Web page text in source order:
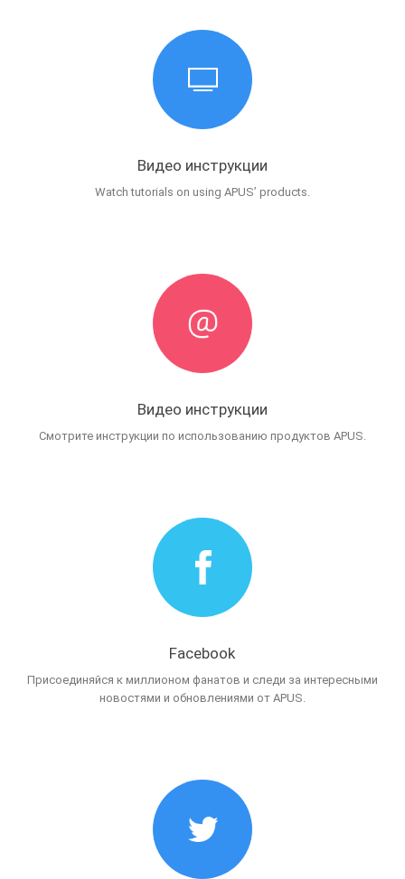
Видео инструкции
Watch tutorials on using APUS’ products.
Видео инструкции
Смотрите инструкции по использованию продуктов APUS.
Facebook
Присоединяйся к миллионом фанатов и следи за интересными
новостями и обновлениями от APUS.